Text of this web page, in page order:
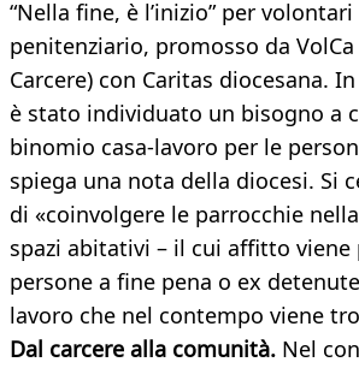
“Nella fine, è l’inizio” per
penitenziario, promosso da
Carcere) con Caritas diocesana.
è stato individuato un bisogno a
binomio casa-lavoro per le
spiega una nota della diocesi. Si
di «coinvolgere le parrocchie
spazi abitativi – il cui affitto viene
persone a fine pena o ex
lavoro che nel contempo viene
Dal carcere alla comunità. Nel